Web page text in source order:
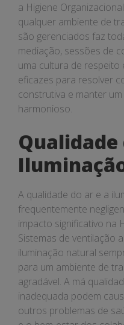
a Higiene
qualquer ambiente de
são gerenciados faz
mediação, sessões de
uma cultura de respeito
eficazes para resolver
construtiva e manter
harmonioso.
Qualidade
A qualidade do ar e a
frequentemente
impacto significativo na
Sistemas de ventilação
iluminação natural
para um ambiente de
agradável. A má
inadequada podem
outros problemas de